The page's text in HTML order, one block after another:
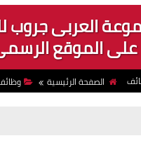
العربى جروب
على الموقع
الصفحة الرئيسية